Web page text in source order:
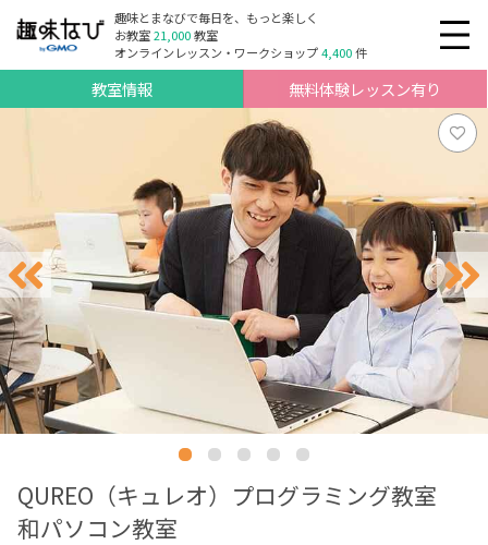
趣味とまなびで毎日を、もっと楽しく
お教室21,000教室
オンラインレッスン・ワークショップ4,400件
教室情報 無料体験レッスン有り
QUREO（キュレオ）プログラミング教室
和パソコン教室